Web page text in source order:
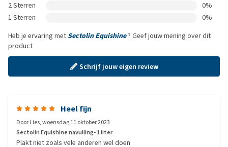
2 Sterren
0%
1 Sterren
0%
Heb je ervaring met Sectolin Equishine? Geef jouw mening over dit
product
Schrijf jouw eigen review
Heel fijn
DoorLies,woensdag 11 oktober 2023
Sectolin Equishine navulling- 1 liter
Plakt niet zoals vele anderen wel doen